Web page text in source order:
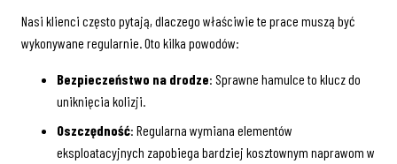
Nasi klienci często pytają, dlaczego właściwie te prace muszą być
wykonywane regularnie. Oto kilka powodów:
Bezpieczeństwo na drodze: Sprawne hamulce to klucz do
uniknięcia kolizji.
Oszczędność: Regularna wymiana elementów
eksploatacyjnych zapobiega bardziej kosztownym naprawom w